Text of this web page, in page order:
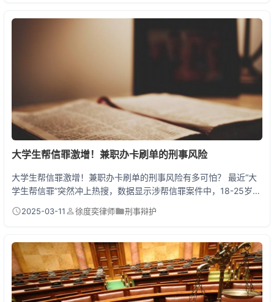
罪的3条分水岭 分水岭1：是否采取暴力手段 - 强行破门而入拿走
大学生帮信罪激增！兼职办卡刷单的刑事风险
大学生帮信罪激增！兼职办卡刷单的刑事风险有多可怕？ 最近“大
学生帮信罪”突然冲上热搜，数据显示涉帮信罪案件中，18-25岁群
抱着“轻松赚零花钱”的心态参与兼职办卡、刷单返现，殊不知这些
一、帮信罪为何盯上大学生？ 在浙江某高校，大三学生小王因在兼
职群看到“日结300元办卡”
2025-03-11 徐度奕律师 刑事辩护